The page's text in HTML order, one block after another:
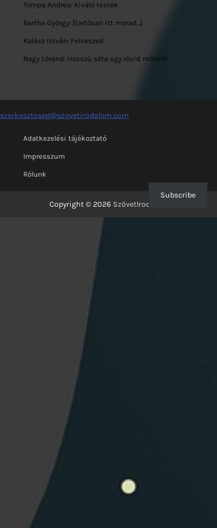
Tompa Andrea: Kiváló testek
Bartha György: [tartósan itt marad…]
Kalász István: Felveszed
Nagy Lóránd: Hosszú séta egy rövid mólóról
szerkesztoseg@szovetirodalom.com
Adatkezelési tájékoztató
Impresszum
Rólunk
Copyright © 2026 SzövetIrodalom
Subscribe